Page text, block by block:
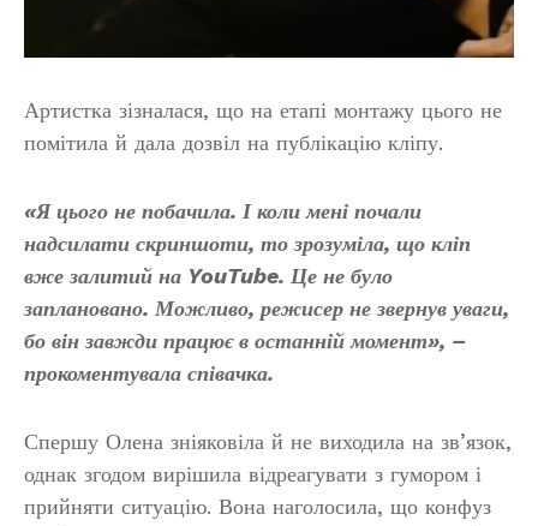
Артистка зізналася, що на етапі монтажу цього не
помітила й дала дозвіл на публікацію кліпу.
«Я цього не побачила. І коли мені почали
надсилати скриншоти, то зрозуміла, що кліп
вже залитий на YouTube. Це не було
заплановано. Можливо, режисер не звернув уваги,
бо він завжди працює в останній момент», –
прокоментувала співачка.
Спершу Олена зніяковіла й не виходила на зв’язок,
однак згодом вирішила відреагувати з гумором і
прийняти ситуацію. Вона наголосила, що конфуз